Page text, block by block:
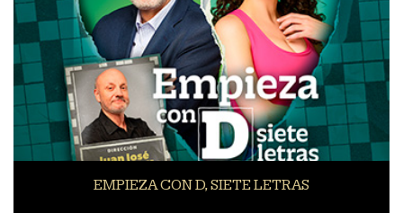
EMPIEZA CON D, SIETE LETRAS